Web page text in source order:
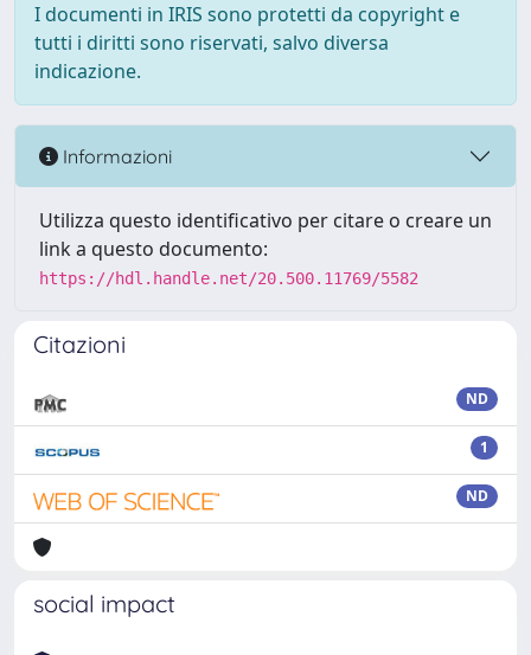
I documenti in IRIS sono protetti da copyright e
tutti i diritti sono riservati, salvo diversa
indicazione.
Informazioni
Utilizza questo identificativo per citare o creare un
link a questo documento:
https://hdl.handle.net/20.500.11769/5582
Citazioni
ND
1
ND
social impact